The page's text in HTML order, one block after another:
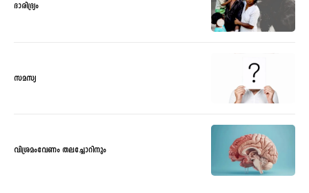
ദാരിദ്ര്യം
സമസ്യ
വിശ്രമംവേണം തലച്ചോറിനും